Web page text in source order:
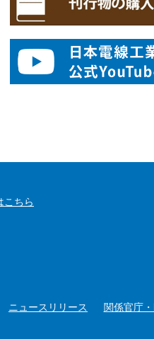
こちら
ニュースリリース 関係官庁